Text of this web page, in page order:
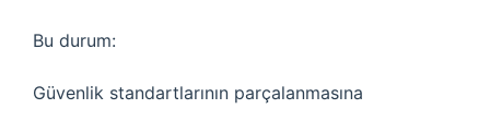
Bu durum:
Güvenlik standartlarının parçalanmasına